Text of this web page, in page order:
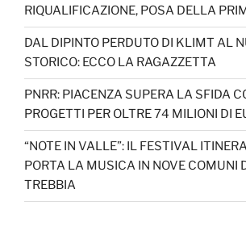
RIQUALIFICAZIONE, POSA DELLA
DAL DIPINTO PERDUTO DI KLIMT AL
STORICO: ECCO LA RAGAZZETTA
PNRR: PIACENZA SUPERA LA SFIDA
PROGETTI PER OLTRE 74 MILIONI DI
“NOTE IN VALLE”: IL FESTIVAL
PORTA LA MUSICA IN NOVE COMUNI
TREBBIA